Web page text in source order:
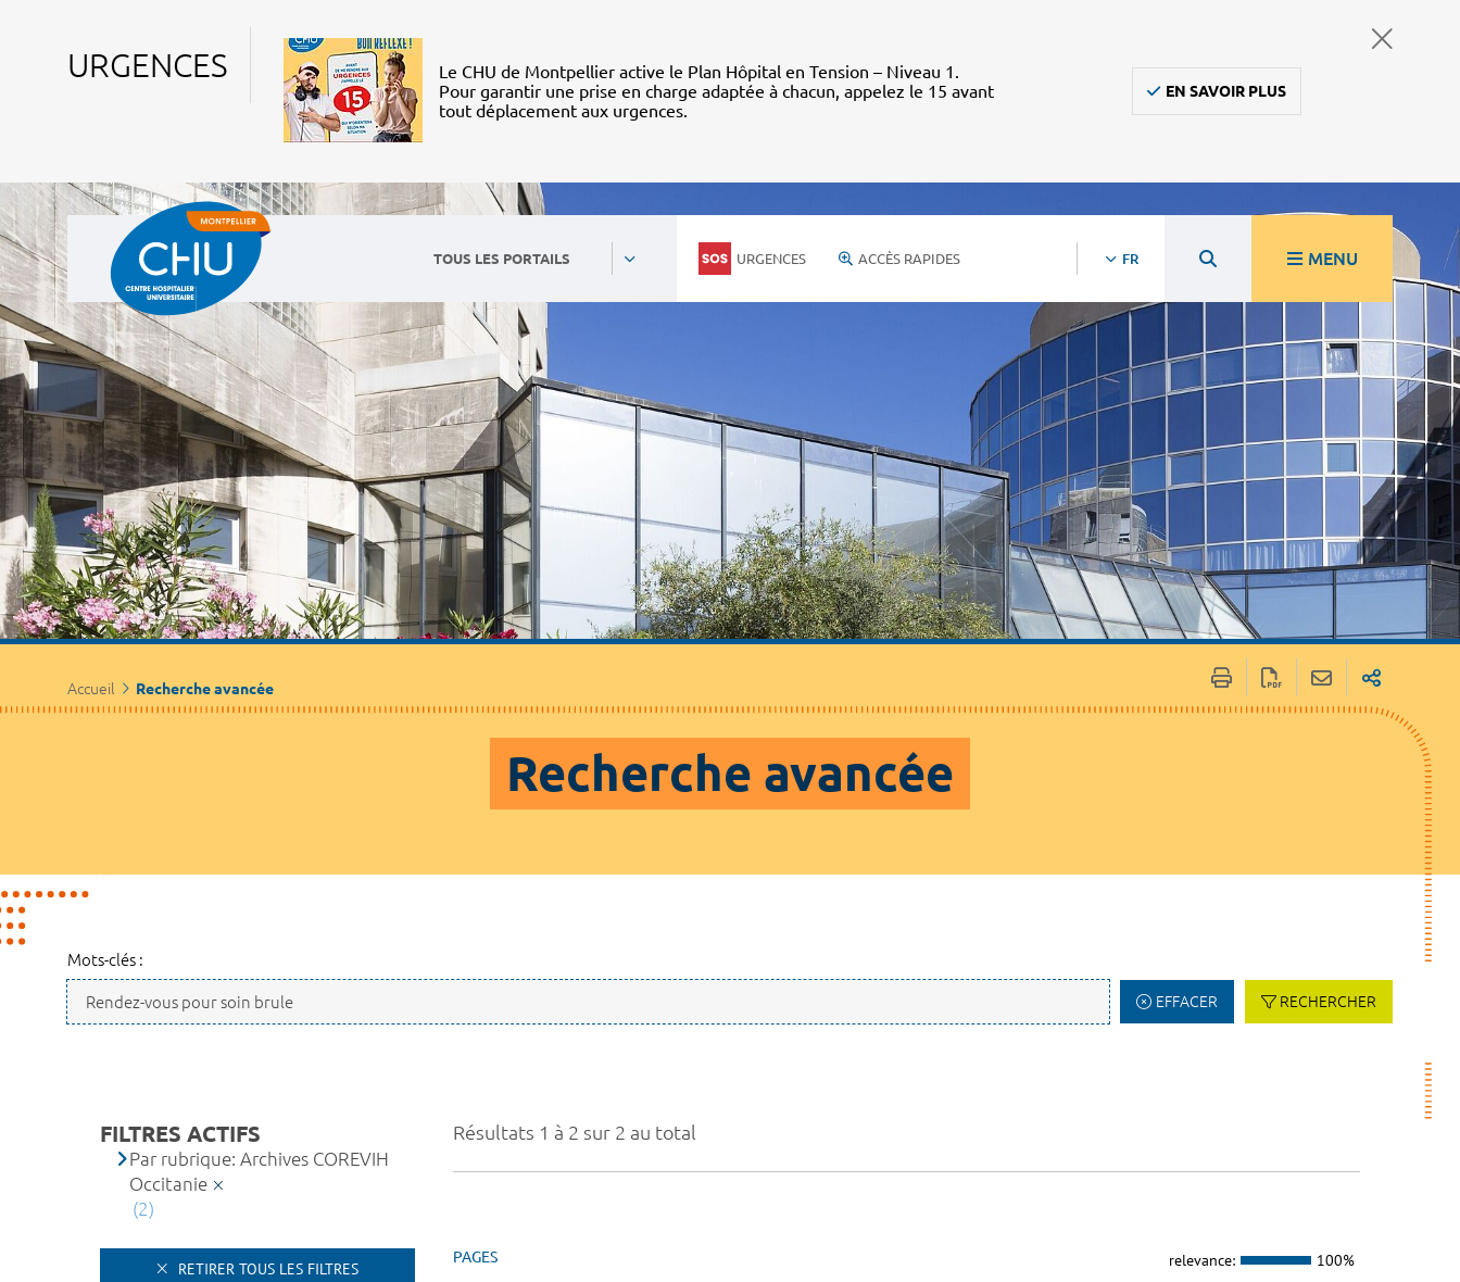
URGENCES
Le CHU de Montpellier active le Plan Hôpital en Tension – Niveau 1.
Pour garantir une prise en charge adaptée à chacun, appelez le 15 avant
tout déplacement aux urgences.
EN SAVOIR PLUS
TOUS LES PORTAILS URGENCES ACCÈS RAPIDES FR MENU
Accueil Recherche avancée
Recherche avancée
Mots-clés :
EFFACER RECHERCHER
Résultats 1 à 2 sur 2 au total
PAGES relevance: 100%
FILTRES ACTIFS
Par rubrique: Archives COREVIH
Occitanie
(2)
RETIRER TOUS LES FILTRES